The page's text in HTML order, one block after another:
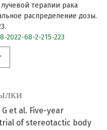
терапии рака
распределение дозы.
2022-68-2-215-223
et al. Five-year
of stereotactic body